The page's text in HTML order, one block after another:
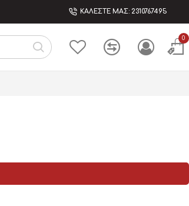
ΚΑΛΕΣΤΕ ΜΑΣ: 2310767495
0